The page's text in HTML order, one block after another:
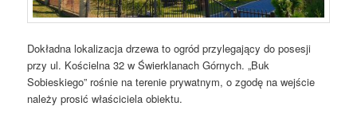
Dokładna lokalizacja drzewa to ogród przylegający do posesji
przy ul. Kościelna 32 w Świerklanach Górnych. „Buk
Sobieskiego” rośnie na terenie prywatnym, o zgodę na wejście
należy prosić właściciela obiektu.